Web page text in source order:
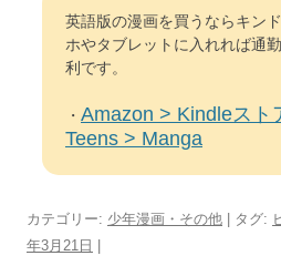
英語版の漫画を買うならキン
ホやタブレットに入れれば通
利です。
・ Amazon > Kindleスト
Teens > Manga
カテゴリー: 少年漫画・その他 | タグ:
年3月21日